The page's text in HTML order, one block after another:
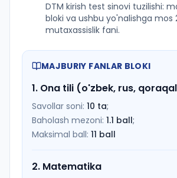
DTM kirish test sinovi tuzilishi:
bloki va ushbu yo'nalishga mos
mutaxassislik fani.
MAJBURIY FANLAR BLOKI
1. Ona tili (o'zbek, rus,
Savollar soni: 10 ta;
Baholash mezoni: 1.1 ball;
Maksimal ball: 11 ball
2. Matematika